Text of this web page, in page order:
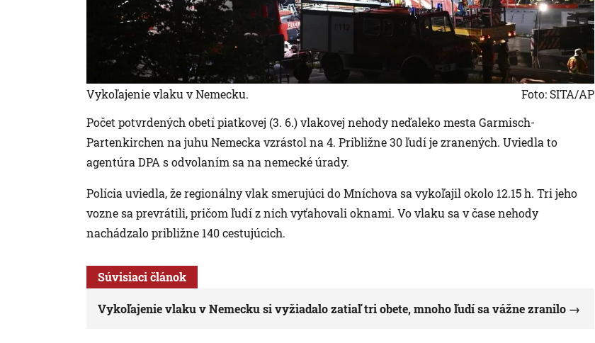
Vykoľajenie vlaku v Nemecku.
Foto: SITA/AP
Počet potvrdených obetí piatkovej (3. 6.) vlakovej nehody neďaleko mesta Garmisch-
Partenkirchen na juhu Nemecka vzrástol na 4. Približne 30 ľudí je zranených. Uviedla to
agentúra DPA s odvolaním sa na nemecké úrady.
Polícia uviedla, že regionálny vlak smerujúci do Mníchova sa vykoľajil okolo 12.15 h. Tri jeho
vozne sa prevrátili, pričom ľudí z nich vyťahovali oknami. Vo vlaku sa v čase nehody
nachádzalo približne 140 cestujúcich.
Súvisiaci článok
Vykoľajenie vlaku v Nemecku si vyžiadalo zatiaľ tri obete, mnoho ľudí sa vážne zranilo